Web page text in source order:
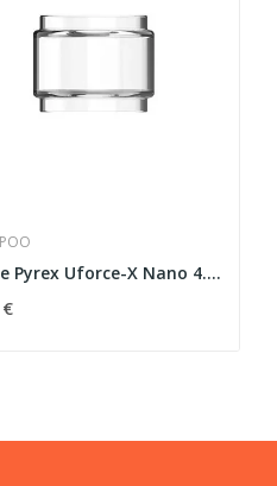
Tube Pyrex Uforce-X Nano 4.5ml Voopoo